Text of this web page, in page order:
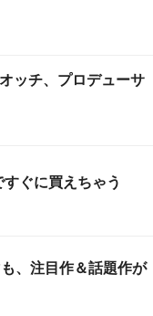
ッチ、プロデューサ
ぐに買えちゃう
、注目作＆話題作が